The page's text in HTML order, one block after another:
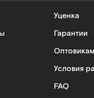
активного типа
Уценка
Гарантии
Оптовикам
Условия
FAQ